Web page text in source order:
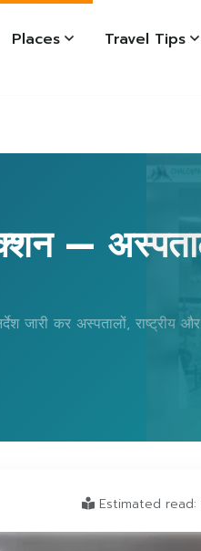
Places Travel Tips
—
जारी कर अस्पतालों, राष्ट्रीय
Estimated read: